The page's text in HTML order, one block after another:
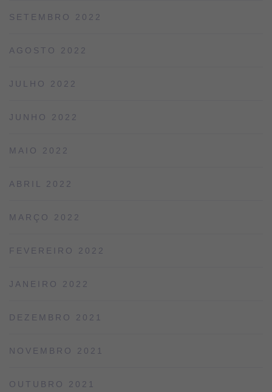
SETEMBRO 2022
AGOSTO 2022
JULHO 2022
JUNHO 2022
MAIO 2022
ABRIL 2022
MARÇO 2022
FEVEREIRO 2022
JANEIRO 2022
DEZEMBRO 2021
NOVEMBRO 2021
OUTUBRO 2021